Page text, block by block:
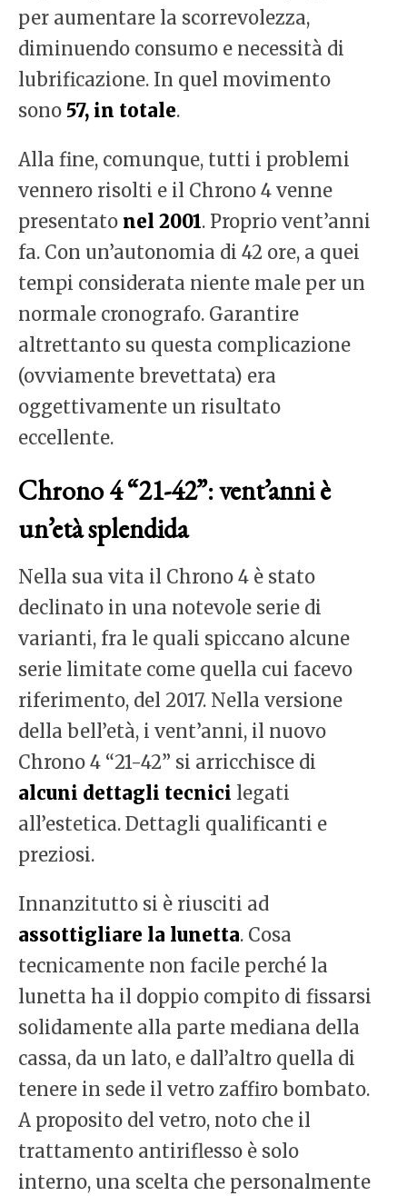
per aumentare la scorrevolezza,
diminuendo consumo e necessità di
lubrificazione. In quel movimento
sono 57, in totale.
Alla fine, comunque, tutti i problemi
vennero risolti e il Chrono 4 venne
presentato nel 2001. Proprio vent’anni
fa. Con un’autonomia di 42 ore, a quei
tempi considerata niente male per un
normale cronografo. Garantire
altrettanto su questa complicazione
(ovviamente brevettata) era
oggettivamente un risultato
eccellente.
Chrono 4 “21-42”: vent’anni è
un’età splendida
Nella sua vita il Chrono 4 è stato
declinato in una notevole serie di
varianti, fra le quali spiccano alcune
serie limitate come quella cui facevo
riferimento, del 2017. Nella versione
della bell’età, i vent’anni, il nuovo
Chrono 4 “21-42” si arricchisce di
alcuni dettagli tecnici legati
all’estetica. Dettagli qualificanti e
preziosi.
Innanzitutto si è riusciti ad
assottigliare la lunetta. Cosa
tecnicamente non facile perché la
lunetta ha il doppio compito di fissarsi
solidamente alla parte mediana della
cassa, da un lato, e dall’altro quella di
tenere in sede il vetro zaffiro bombato.
A proposito del vetro, noto che il
trattamento antiriflesso è solo
interno, una scelta che personalmente